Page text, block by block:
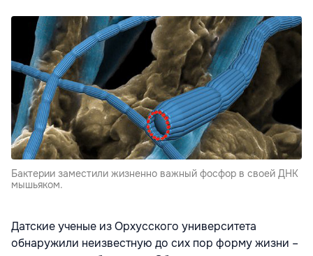
Бактерии заместили жизненно важный фосфор в своей ДНК
мышьяком.
Датские ученые из Орхусского университета
обнаружили неизвестную до сих пор форму жизни –